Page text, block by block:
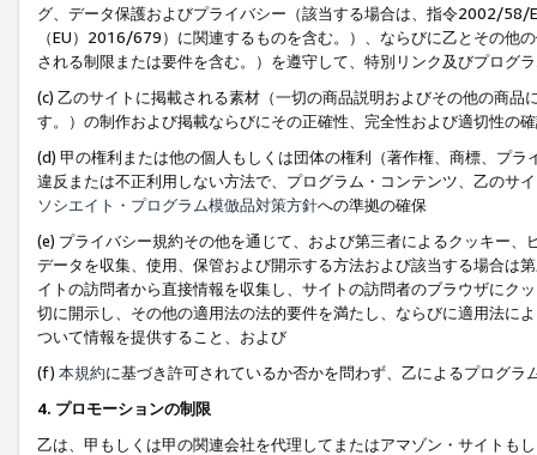
グ、データ保護およびプライバシー（該当する場合は、指令2002/58/
（EU）2016/679）に関連するものを含む。）、ならびに乙とその他
される制限または要件を含む。）を遵守して、特別リンク及びプログ
(c) 乙のサイトに掲載される素材（一切の商品説明およびその他の商
す。）の制作および掲載ならびにその正確性、完全性および適切性の
(d) 甲の権利または他の個人もしくは団体の権利（著作権、商標、プ
違反または不正利用しない方法で、プログラム・コンテンツ、乙のサ
ソシエイト・プログラム模倣品対策方針への準拠の確保
(e) プライバシー規約その他を通じて、および第三者によるクッキー
データを収集、使用、保管および開示する方法および該当する場合は
イトの訪問者から直接情報を収集し、サイトの訪問者のブラウザにク
切に開示し、その他の適用法の法的要件を満たし、ならびに適用法に
ついて情報を提供すること、および
(f) 本規約に基づき許可されているか否かを問わず、乙によるプログ
4. プロモーションの制限
乙は、甲もしくは甲の関連会社を代理してまたはアマゾン・サイトも